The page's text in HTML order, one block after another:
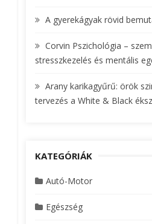
A gyerekágyak rövid
Corvin Pszichológia –
stresszkezelés és mentális
Arany karikagyűrű: örök
tervezés a White & Black
KATEGÓRIÁK
Autó-Motor
Egészség